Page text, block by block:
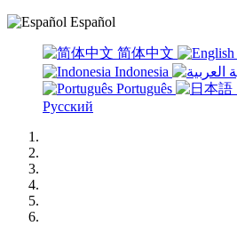
Español
简体中文
Indonesia
Português
Русский